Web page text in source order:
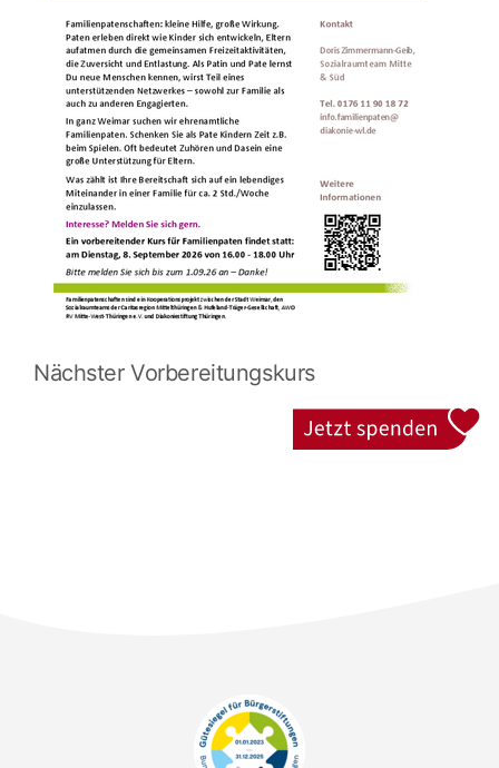
Nächster Vorbereitungskurs
Jetzt spenden